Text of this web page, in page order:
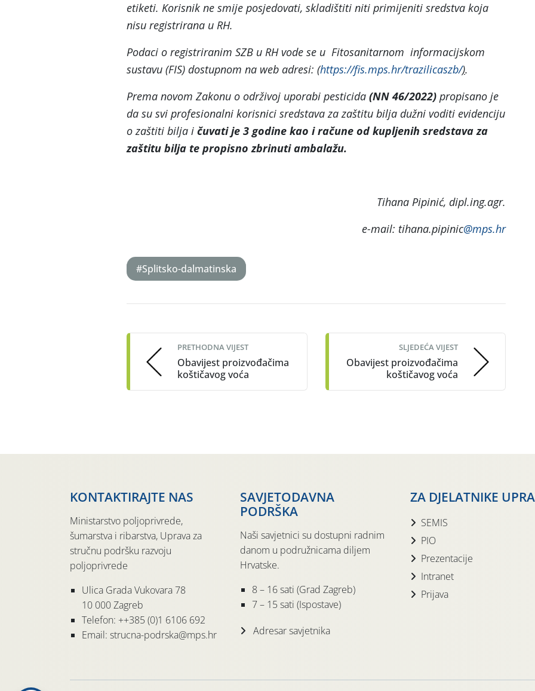
etiketi. Korisnik ne smije posjedovati, skladištiti niti primijeniti sredstva koja
nisu registrirana u RH.
Podaci o registriranim SZB u RH vode se u Fitosanitarnom informacijskom
sustavu (FIS) dostupnom na web adresi: (https://fis.mps.hr/trazilicaszb/).
Prema novom Zakonu o održivoj uporabi pesticida (NN 46/2022) propisano je
da su svi profesionalni korisnici sredstava za zaštitu bilja dužni voditi evidenciju
o zaštiti bilja i čuvati je 3 godine kao i račune od kupljenih sredstava za
zaštitu bilja te propisno zbrinuti ambalažu.
Tihana Pipinić, dipl.ing.agr.
e-mail: tihana.pipinic@mps.hr
#Splitsko-dalmatinska
navigation
PRETHODNA VIJEST
Obavijest proizvođačima
koštičavog voća
SLJEDEĆA VIJEST
Obavijest proizvođačima
koštičavog voća
KONTAKTIRAJTE NAS
Ministarstvo poljoprivrede,
šumarstva i ribarstva, Uprava za
stručnu podršku razvoju
poljoprivrede
Ulica Grada Vukovara 78
10 000 Zagreb
Telefon: ++385 (0)1 6106 692
Email: strucna-podrska@mps.hr
SAVJETODAVNA
PODRŠKA
Naši savjetnici su dostupni radnim
danom u podružnicama diljem
Hrvatske.
8 – 16 sati (Grad Zagreb)
7 – 15 sati (Ispostave)
Adresar savjetnika
ZA DJELATNIKE
SEMIS
PIO
Prezentacije
Intranet
Prijava